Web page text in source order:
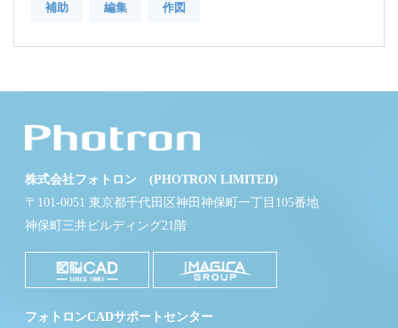
補助 編集 作図
株式会社フォトロン (PHOTRON LIMITED)
〒101-0051 東京都千代田区神田神保町一丁目105番地
神保町三井ビルディング21階
フォトロンCADサポートセンター